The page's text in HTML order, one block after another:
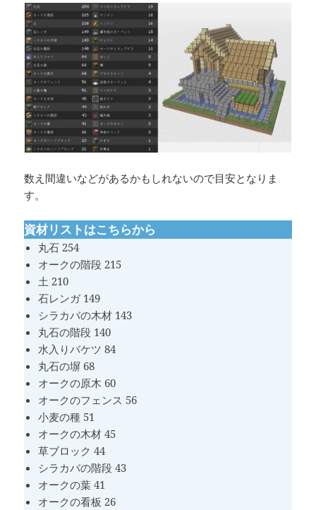
数え間違いなどがあるかもしれないので目安となりま
す。
資材リストはこちらから
丸石 254
オークの階段 215
土 210
石レンガ 149
シラカバの木材 143
丸石の階段 140
水入りバケツ 84
丸石の塀 68
オークの原木 60
オークのフェンス 56
小麦の種 51
オークの木材 45
草ブロック 44
シラカバの階段 43
オークの葉 41
オークの看板 26